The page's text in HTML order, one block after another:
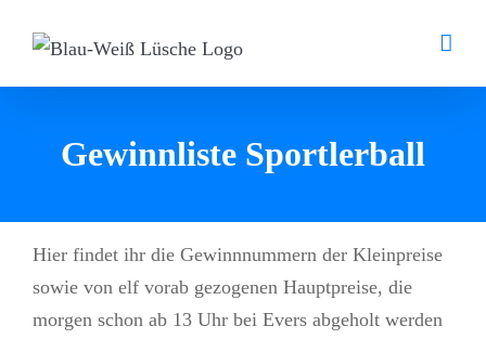
Inhalt
Gewinnliste Sportlerball
Hier findet ihr die Gewinnnummern der Kleinpreise
sowie von elf vorab gezogenen Hauptpreise, die
morgen schon ab 13 Uhr bei Evers abgeholt werden